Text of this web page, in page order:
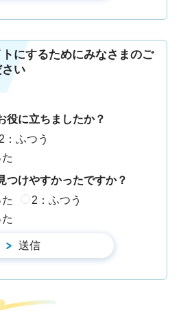
にするためにみなさまのご
い
役に立ちましたか？
2：ふつう
つけやすかったですか？
2：ふつう